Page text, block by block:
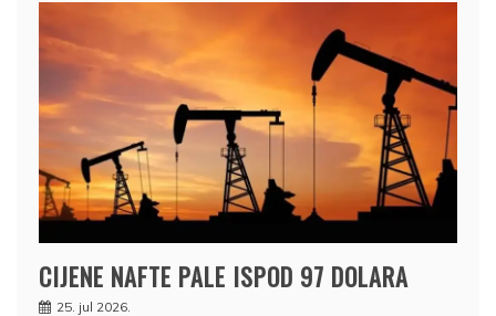
CIJENE NAFTE PALE ISPOD 97 DOLARA
25. jul 2026.